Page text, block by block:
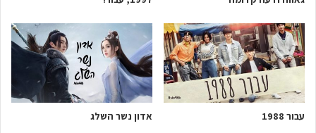
עבור 1988 אדון נשר השלג